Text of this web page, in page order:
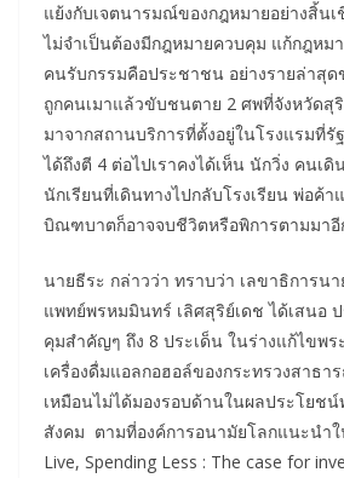
แย้งกับเจตนารมณ์ของกฎหมายอย่างสิ้น
ไม่จำเป็นต้องมีกฎหมายควบคุม แก้กฎหม
คนรับกรรมคือประชาชน อย่างรายล่าสุ
ถูกคนเมาแล้วขับชนตาย 2 ศพที่จังหวัดสุ
มาจากสถานบริการที่ตั้งอยู่ในโรงแรมที่
ได้ถึงตี 4 ต่อไปเราคงได้เห็น นักวิ่ง คน
นักเรียนที่เดินทางไปกลับโรงเรียน พ่อค้
บิณฑบาตก็อาจจบชีวิตหรือพิการตามมาอี
นายธีระ กล่าวว่า ทราบว่า เลขาธิการน
แพทย์พรหมมินทร์ เลิศสุริย์เดช ได้เสนอ
คุมสำคัญๆ ถึง 8 ประเด็น ในร่างแก้ไขพ
เครื่องดื่มแอลกอฮอล์ของกระทรวงสาธ
เหมือนไม่ได้มองรอบด้านในผลประโยชน์
สังคม ตามที่องค์การอนามัยโลกแนะนำใ
Live, Spending Less : The case for